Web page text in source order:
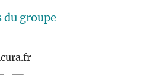
du groupe